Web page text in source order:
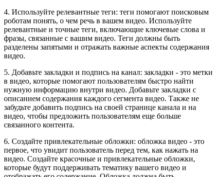
4. Используйте релевантные теги: теги помогают поисковым
роботам понять, о чем речь в вашем видео. Используйте
релевантные и точные теги, включающие ключевые слова и
фразы, связанные с вашим видео. Теги должны быть
разделены запятыми и отражать важные аспекты содержания
видео.
5. Добавьте закладки и подпись на канал: закладки - это метки
в видео, которые помогают пользователям быстро найти
нужную информацию внутри видео. Добавьте закладки с
описанием содержания каждого сегмента видео. Также не
забудьте добавить подпись на своей странице канала и на
видео, чтобы предложить пользователям еще больше
связанного контента.
6. Создайте привлекательные обложки: обложка видео - это
первое, что увидит пользователь перед тем, как нажать на
видео. Создайте красочные и привлекательные обложки,
которые будут поддерживать тематику вашего видео и